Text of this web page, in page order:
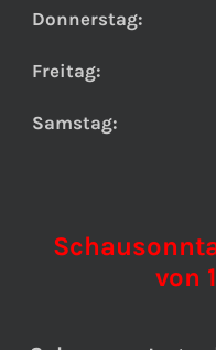
Donnerstag:
Freitag:
Samstag:
von